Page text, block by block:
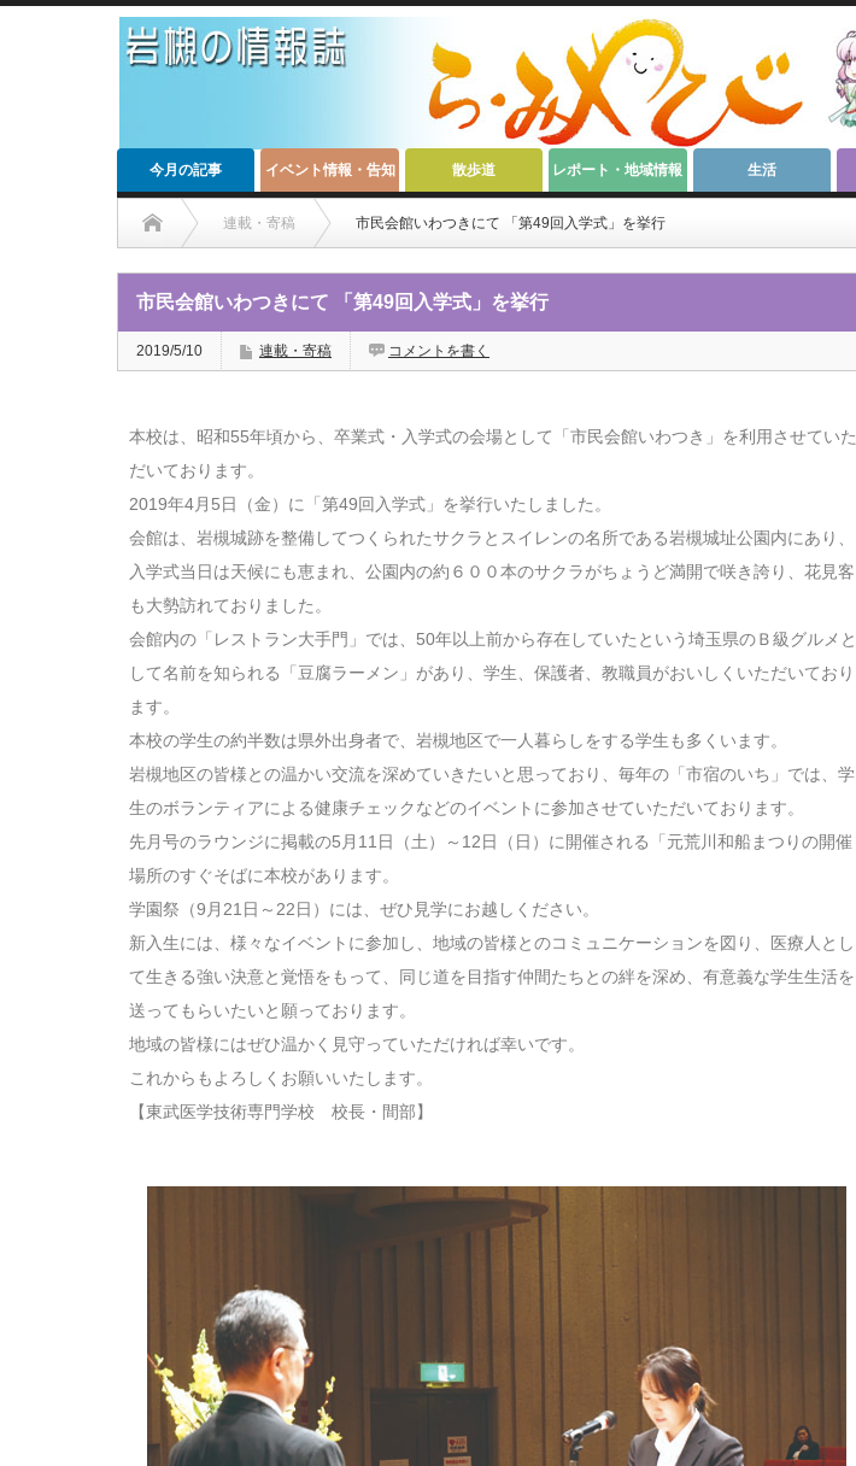
今月の記事 イベント情報・告知 散歩道 レポート・地域情報 生活
連載・寄稿 市民会館いわつきにて 「第49回入学式」を挙行
市民会館いわつきにて 「第49回入学式」を挙行
2019/5/10 連載・寄稿 コメントを書く
本校は、昭和55年頃から、卒業式・入学式の会場として「市民会館いわつき」を利用させていた
だいております。
2019年4月5日（金）に「第49回入学式」を挙行いたしました。
会館は、岩槻城跡を整備してつくられたサクラとスイレンの名所である岩槻城址公園内にあり、
入学式当日は天候にも恵まれ、公園内の約６００本のサクラがちょうど満開で咲き誇り、花見客
も大勢訪れておりました。
会館内の「レストラン大手門」では、50年以上前から存在していたという埼玉県のＢ級グルメと
して名前を知られる「豆腐ラーメン」があり、学生、保護者、教職員がおいしくいただいており
ます。
本校の学生の約半数は県外出身者で、岩槻地区で一人暮らしをする学生も多くいます。
岩槻地区の皆様との温かい交流を深めていきたいと思っており、毎年の「市宿のいち」では、学
生のボランティアによる健康チェックなどのイベントに参加させていただいております。
先月号のラウンジに掲載の5月11日（土）～12日（日）に開催される「元荒川和船まつりの開催
場所のすぐそばに本校があります。
学園祭（9月21日～22日）には、ぜひ見学にお越しください。
新入生には、様々なイベントに参加し、地域の皆様とのコミュニケーションを図り、医療人とし
て生きる強い決意と覚悟をもって、同じ道を目指す仲間たちとの絆を深め、有意義な学生生活を
送ってもらいたいと願っております。
地域の皆様にはぜひ温かく見守っていただければ幸いです。
これからもよろしくお願いいたします。
【東武医学技術専門学校 校長・間部】